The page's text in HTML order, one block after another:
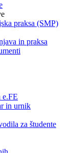
praksa (SMP)
in praksa
e.FE
in urnik
za študente